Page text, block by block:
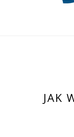
JAK